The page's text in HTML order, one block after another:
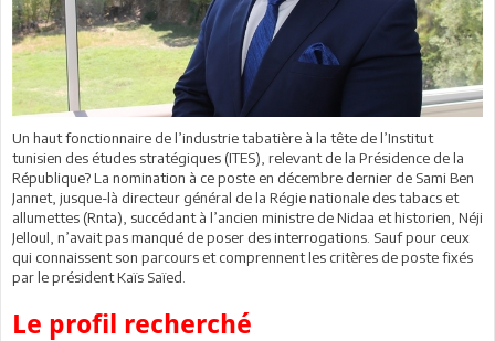
Un haut fonctionnaire de l’industrie tabatière à la tête de l’Institut
tunisien des études stratégiques (ITES), relevant de la Présidence de la
République? La nomination à ce poste en décembre dernier de Sami Ben
Jannet, jusque-là directeur général de la Régie nationale des tabacs et
allumettes (Rnta), succédant à l’ancien ministre de Nidaa et historien, Néji
Jelloul, n’avait pas manqué de poser des interrogations. Sauf pour ceux
qui connaissent son parcours et comprennent les critères de poste fixés
par le président Kaïs Saïed.
Le profil recherché